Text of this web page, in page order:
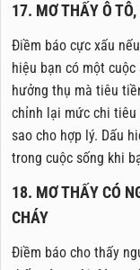
17. MƠ THẤY Ô
Điềm báo cực xấu
hiệu bạn có một
hưởng thụ mà tiêu
chỉnh lại mức chi
sao cho hợp lý. Dấu
trong cuộc sống khi
18. MƠ THẤY CÓ
CHÁY
Điềm báo cho thấy